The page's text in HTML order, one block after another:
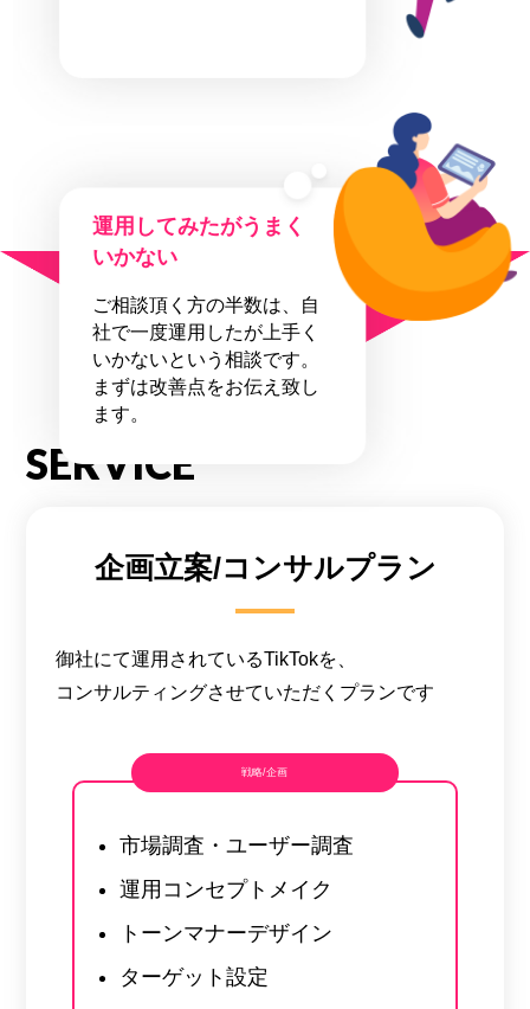
運用してみたがうまく
いかない
ご相談頂く方の半数は、自
社で一度運用したが上手く
いかないという相談です。
まずは改善点をお伝え致し
ます。
お任せ下さい！
SERVICE
企画立案/コンサルプラン
御社にて運用されているTikTokを、
コンサルティングさせていただくプランです
戦略/企画
市場調査・ユーザー調査
運用コンセプトメイク
トーンマナーデザイン
ターゲット設定